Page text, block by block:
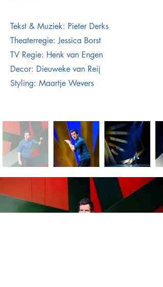
Tekst & Muziek: Pieter Derks
Theaterregie: Jessica Borst
TV Regie: Henk van Engen
Decor: Dieuweke van Reij
Styling: Maartje Wevers